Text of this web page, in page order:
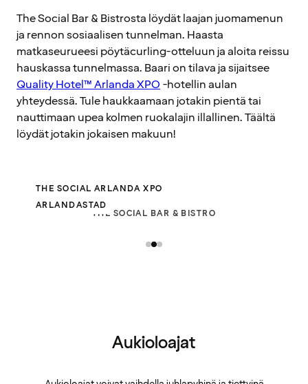
The Social Bar & Bistrosta löydät laajan juomamenun
ja rennon sosiaalisen tunnelman. Haasta
matkaseurueesi pöytäcurling-otteluun ja aloita reissu
hauskassa tunnelmassa. Baari on tilava ja sijaitsee
Quality Hotel™ Arlanda XPO -hotellin aulan
yhteydessä. Tule haukkaamaan jotakin pientä tai
nauttimaan upea kolmen ruokalajin illallinen. Täältä
löydät jotakin jokaisen makuun!
THE SOCIAL BAR & BISTRO
THE SOCIAL ARLANDA XPO
ARLANDASTAD
Aukioloajat